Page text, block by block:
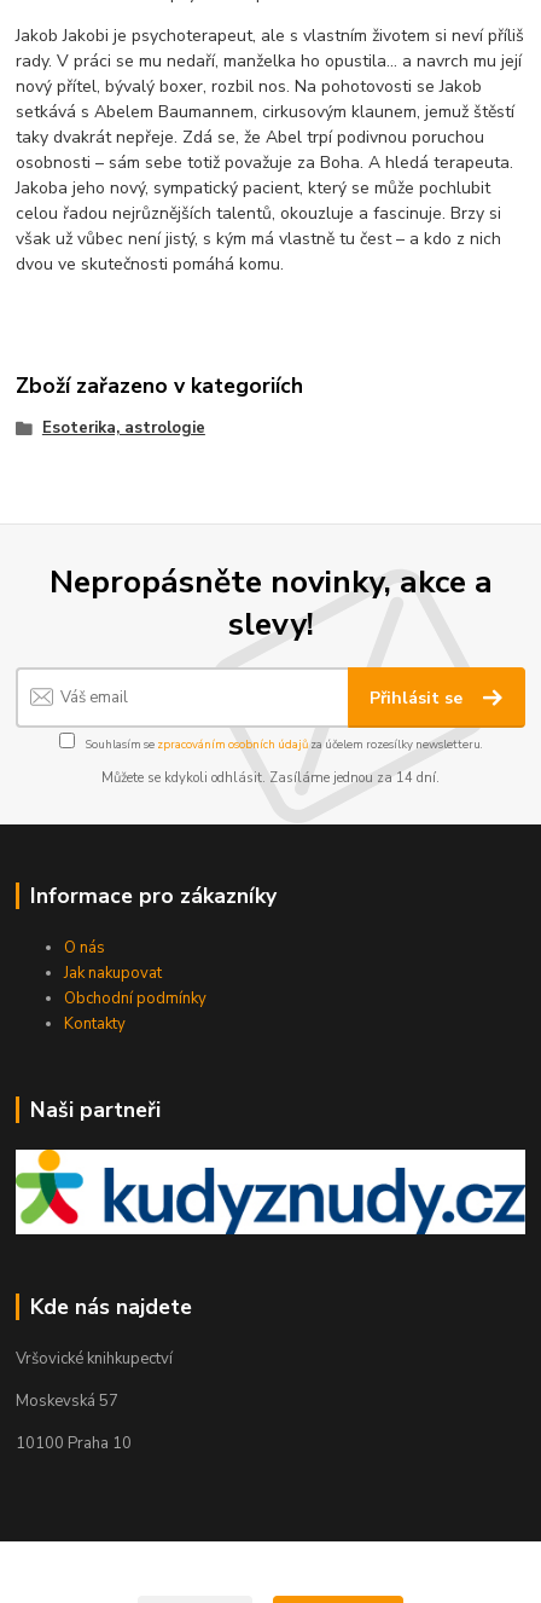
Jakob Jakobi je psychoterapeut, ale s vlastním životem si neví příliš
rady. V práci se mu nedaří, manželka ho opustila… a navrch mu její
nový přítel, bývalý boxer, rozbil nos. Na pohotovosti se Jakob
setkává s Abelem Baumannem, cirkusovým klaunem, jemuž štěstí
taky dvakrát nepřeje. Zdá se, že Abel trpí podivnou poruchou
osobnosti – sám sebe totiž považuje za Boha. A hledá terapeuta.
Jakoba jeho nový, sympatický pacient, který se může pochlubit
celou řadou nejrůznějších talentů, okouzluje a fascinuje. Brzy si
však už vůbec není jistý, s kým má vlastně tu čest – a kdo z nich
dvou ve skutečnosti pomáhá komu.
Zboží zařazeno v kategoriích
Esoterika, astrologie
Nepropásněte novinky, akce a
slevy!
Přihlásit se
Souhlasím se zpracováním osobních údajůza účelem rozesílky newsletteru.
Můžete se kdykoli odhlásit. Zasíláme jednou za 14 dní.
Informace pro zákazníky
O nás
Jak nakupovat
Obchodní podmínky
Kontakty
Naši partneři
Kde nás najdete
Vršovické knihkupectví
Moskevská 57
10100 Praha 10